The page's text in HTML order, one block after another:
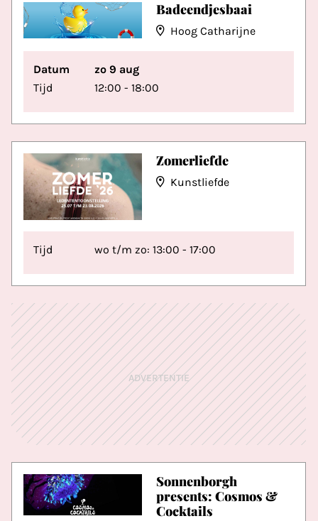
Badeendjesbaai
Hoog Catharijne
Datum
zo 9 aug
Tijd
12:00 - 18:00
Zomerliefde
Kunstliefde
Tijd wo t/m zo: 13:00 - 17:00
ADVERTENTIE
Sonnenborgh
presents: Cosmos &
Cocktails